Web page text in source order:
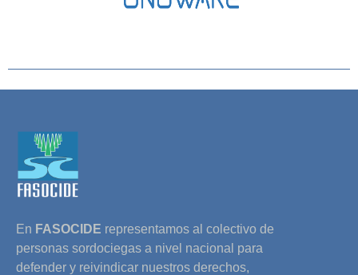
En FASOCIDE representamos al colectivo de
personas sordociegas a nivel nacional para
defender y reivindicar nuestros derechos,